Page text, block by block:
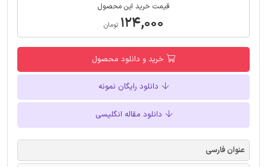
قیمت خرید این محصول
۱۲۴,۰۰۰ تومان
خرید و دانلود محصول
دانلود رایگان نمونه
دانلود مقاله انگلیسی
عنوان فارسی